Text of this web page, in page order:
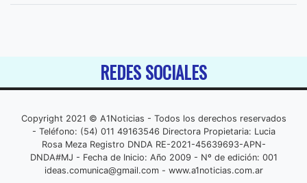
REDES SOCIALES
Copyright 2021 © A1Noticias - Todos los derechos reservados
- Teléfono: (54) 011 49163546 Directora Propietaria: Lucia
Rosa Meza Registro DNDA RE-2021-45639693-APN-
DNDA#MJ - Fecha de Inicio: Año 2009 - Nº de edición: 001
ideas.comunica@gmail.com- www.a1noticias.com.ar